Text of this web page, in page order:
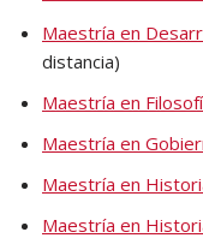
Maestría en
distancia)
Maestría en
Maestría en
Maestría en
Maestría en